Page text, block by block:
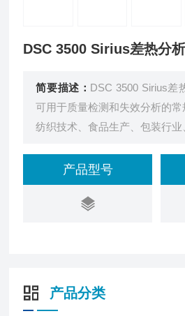
DSC 3500 Sirius差热分
简要描述： DSC 3500 Sirius差
可用于质量检测和失效分析的
纺织技术、食品生产、包装行
产品型号
产品分类